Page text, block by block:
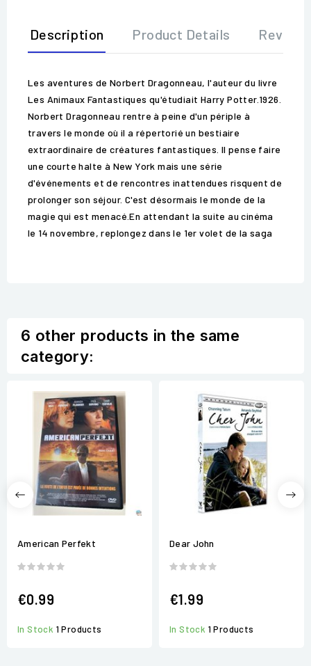
Description Product Details
Les aventures de Norbert Dragonneau, l'auteur du livre
Les Animaux Fantastiques qu'étudiait Harry Potter.1926.
Norbert Dragonneau rentre à peine d'un périple à
travers le monde où il a répertorié un bestiaire
extraordinaire de créatures fantastiques. Il pense faire
une courte halte à New York mais une série
d'événements et de rencontres inattendues risquent de
prolonger son séjour. C'est désormais le monde de la
magie qui est menacé.En attendant la suite au cinéma
le 14 novembre, replongez dans le 1er volet de la saga
6 other products in the same
category:
American Perfekt
€0.99
In Stock 1 Products
Dear John
€1.99
In Stock 1 Products